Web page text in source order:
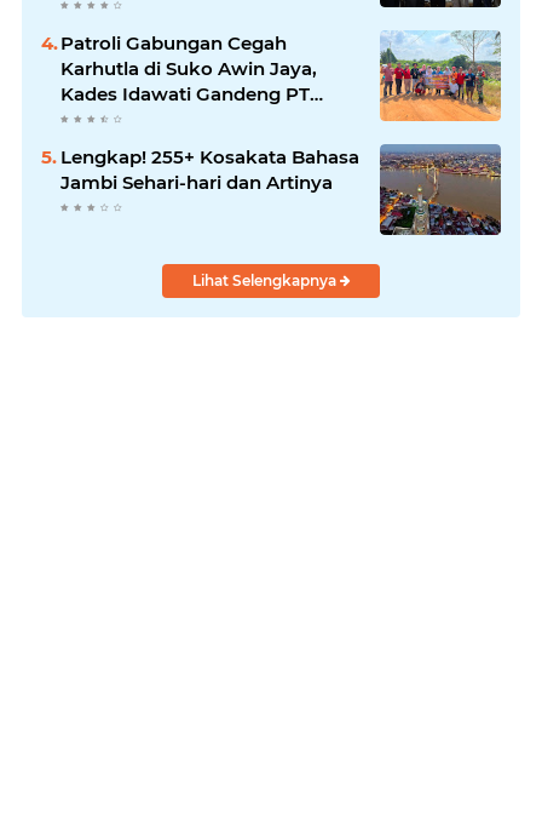
Patroli Gabungan Cegah
Karhutla di Suko Awin Jaya,
Kades Idawati Gandeng PT
BBB-S, TNI dan BPD
Lengkap! 255+ Kosakata Bahasa
Jambi Sehari-hari dan Artinya
Lihat Selengkapnya